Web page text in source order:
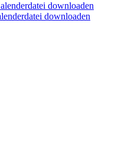
downloaden
downloaden